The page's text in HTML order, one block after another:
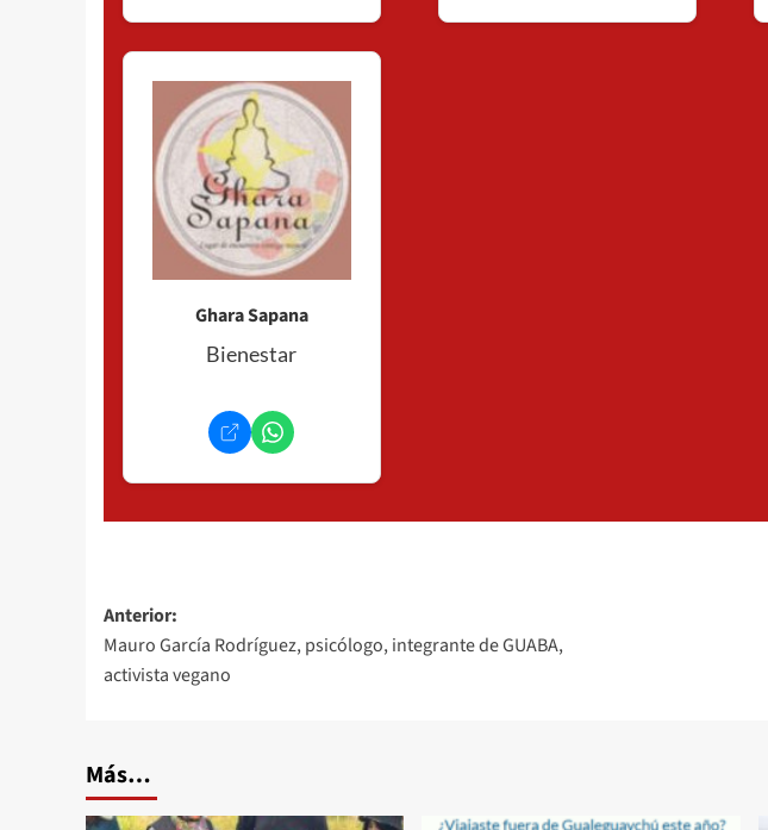
Ghara Sapana
Bienestar
Navegación
de
entradas
Anterior:
Mauro García Rodríguez, psicólogo, integrante de GUABA,
activista vegano
Más…